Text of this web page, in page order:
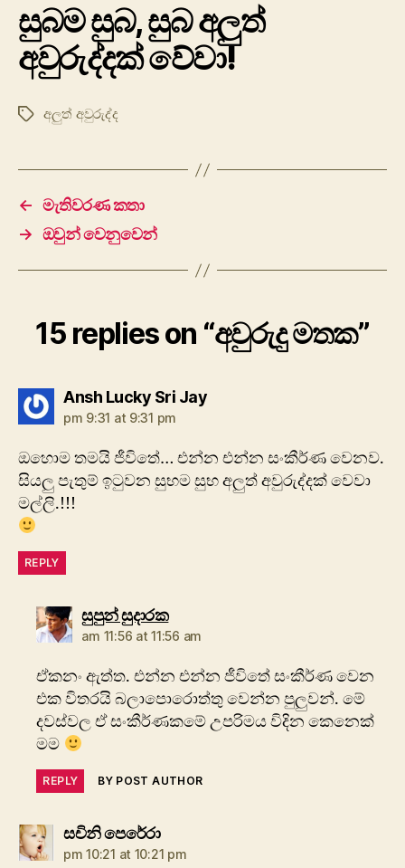
සුබම සුබ, සුබ අලුත්
අවුරුද්දක් වේවා!
Tagsඅලුත් අවුරුද්ද
← මැතිවරණ කතා
→ ඔවුන් වෙනුවෙන්
15 replies on “අවුරුදු මතක”
Ansh Lucky Sri Jaysays:
pm 9:31 at 9:31 pm
ඔහොම තමයි ජීවිතේ… එන්න එන්න සංකීර්ණ වෙනව.
සියලු පැතුම් ඉටුවන සුභම සුභ අලුත් අවුරුද්දක් වෙවා
මල්ලි.!!!
REPLY
සුපුන් සුදාරකsays:
am 11:56 at 11:56 am
ඒකනං ඇත්ත. එන්න එන්න ජීවිතේ සංකීර්ණ වෙන
එක විතරයි බලාපොරොත්තු වෙන්න පුලුවන්. මේ
දවස්වල ඒ සංකීර්ණකමේ උපරිමය විදින කෙනෙක්
මම
REPLY BY POST AUTHOR
සචිනි පෙරේරාsays:
pm 10:21 at 10:21 pm